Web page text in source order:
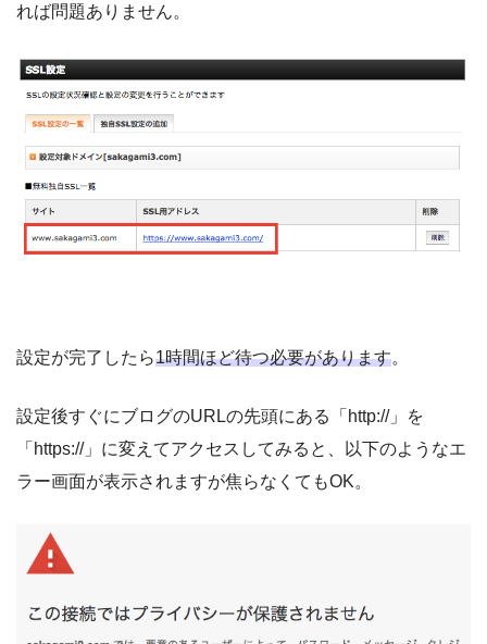
れば問題ありません。
設定が完了したら1時間ほど待つ必要があります。
設定後すぐにブログのURLの先頭にある「http://」を
「https://」に変えてアクセスしてみると、以下のようなエ
ラー画面が表示されますが焦らなくてもOK。